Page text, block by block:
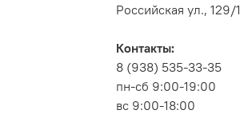
Российская ул., 129/1
Контакты:
8 (938) 535-33-35
пн-сб 9:00-19:00
вс 9:00-18:00